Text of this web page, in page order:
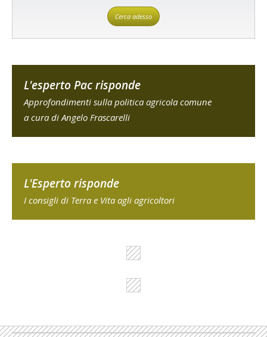
Cerca adesso
L'esperto Pac risponde
Approfondimenti sulla politica agricola comune
a cura di Angelo Frascarelli
L'Esperto risponde
I consigli di Terra e Vita agli agricoltori